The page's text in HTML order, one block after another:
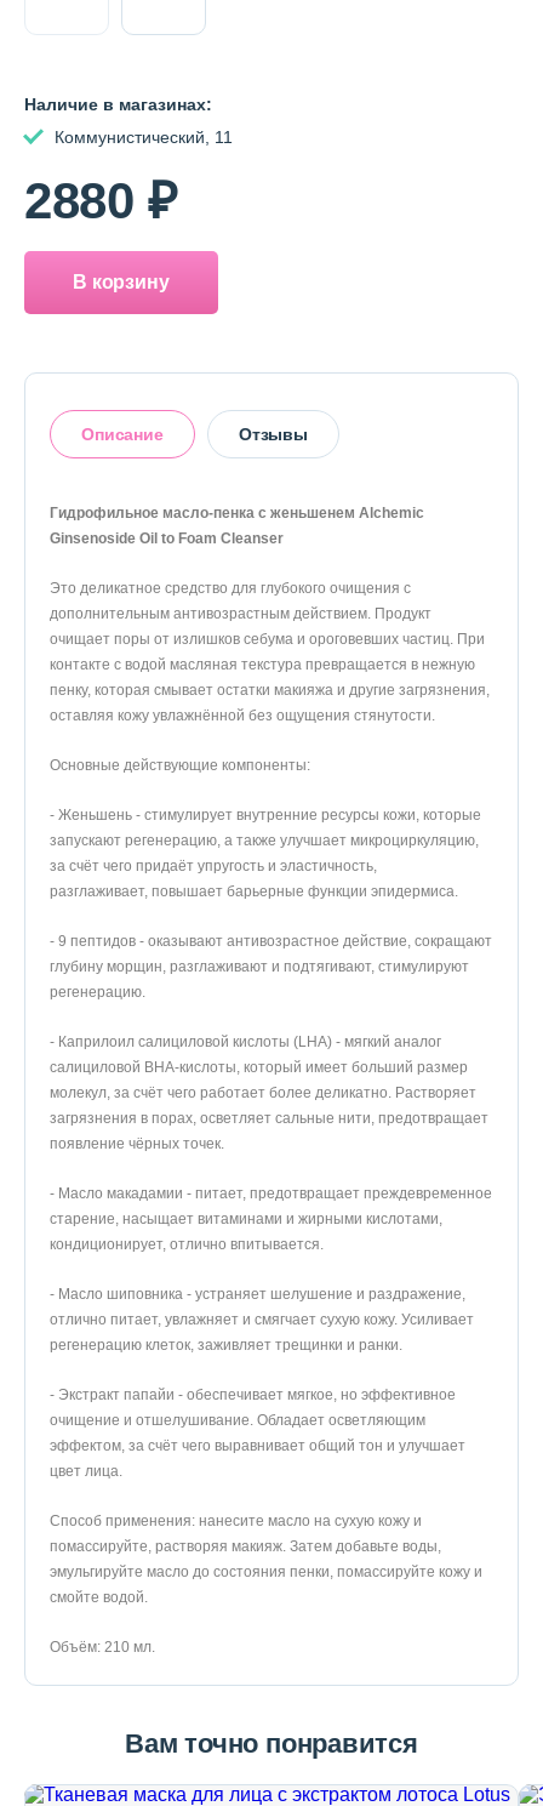
Наличие в магазинах:
Коммунистический, 11
2880 ₽
В корзину
Описание Отзывы
Гидрофильное масло-пенка с женьшенем Alchemic
Ginsenoside Oil to Foam Cleanser
Это деликатное средство для глубокого очищения с
дополнительным антивозрастным действием. Продукт
очищает поры от излишков себума и ороговевших частиц. При
контакте с водой масляная текстура превращается в нежную
пенку, которая смывает остатки макияжа и другие загрязнения,
оставляя кожу увлажнённой без ощущения стянутости.
Основные действующие компоненты:
- Женьшень - стимулирует внутренние ресурсы кожи, которые
запускают регенерацию, а также улучшает микроциркуляцию,
за счёт чего придаёт упругость и эластичность,
разглаживает, повышает барьерные функции эпидермиса.
- 9 пептидов - оказывают антивозрастное действие, сокращают
глубину морщин, разглаживают и подтягивают, стимулируют
регенерацию.
- Каприлоил салициловой кислоты (LHA) - мягкий аналог
салициловой BHA-кислоты, который имеет больший размер
молекул, за счёт чего работает более деликатно. Растворяет
загрязнения в порах, осветляет сальные нити, предотвращает
появление чёрных точек.
- Масло макадамии - питает, предотвращает преждевременное
старение, насыщает витаминами и жирными кислотами,
кондиционирует, отлично впитывается.
- Масло шиповника - устраняет шелушение и раздражение,
отлично питает, увлажняет и смягчает сухую кожу. Усиливает
регенерацию клеток, заживляет трещинки и ранки.
- Экстракт папайи - обеспечивает мягкое, но эффективное
очищение и отшелушивание. Обладает осветляющим
эффектом, за счёт чего выравнивает общий тон и улучшает
цвет лица.
Способ применения: нанесите масло на сухую кожу и
помассируйте, растворяя макияж. Затем добавьте воды,
эмульгируйте масло до состояния пенки, помассируйте кожу и
смойте водой.
Объём: 210 мл.
5
На основании 1 отзыва
1
0%
2
0%
3
0%
4
0%
Оставить отзыв
Дарья 03.11.2024
смывает даже стойкий макияж. Немного стягивает кожу после
применения, но если использовать тонер или плотный
Вам точно понравится